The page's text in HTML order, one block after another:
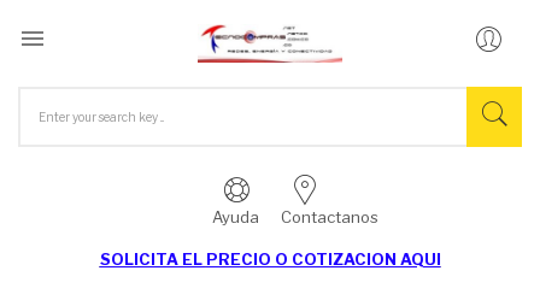

Ayuda Contactanos
SOLICITA EL PRECIO O COTIZACION AQUI